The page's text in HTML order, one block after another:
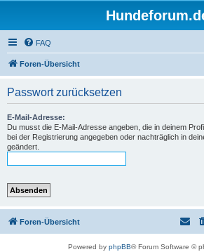
FAQ
Foren-Übersicht
Passwort zurücksetzen
E-Mail-Adresse:
Du musst die E-Mail-Adresse angeben, die in deinem
bei der Registrierung angegeben oder nachträglich in
geändert.
Foren-Übersicht
Powered by phpBB® Forum Software ©